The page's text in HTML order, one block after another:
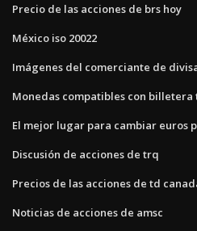
Precio de las acciones de brs hoy
México iso 20022
Imágenes del comerciante de
Monedas compatibles con
El mejor lugar para cambiar euros
Discusión de acciones de trq
Precios de las acciones de td
Noticias de acciones de amsc